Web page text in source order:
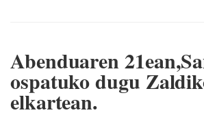
Abenduaren
ospatuko dugu
elkartean.